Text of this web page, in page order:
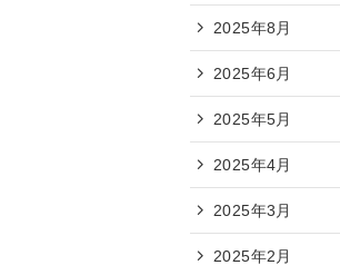
2025年8月
2025年6月
2025年5月
2025年4月
2025年3月
2025年2月